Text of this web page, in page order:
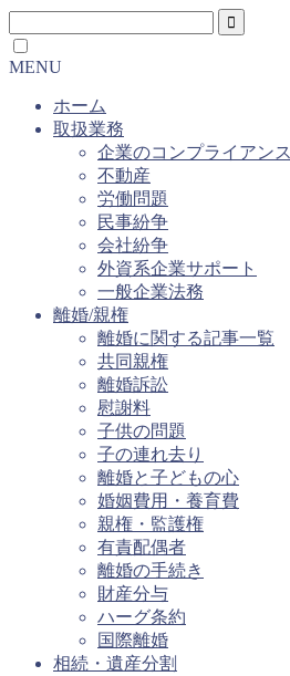
MENU
ホーム
取扱業務
企業のコンプライアンス
不動産
労働問題
民事紛争
会社紛争
外資系企業サポート
一般企業法務
離婚/親権
離婚に関する記事一覧
共同親権
離婚訴訟
慰謝料
子供の問題
子の連れ去り
離婚と子どもの心
婚姻費用・養育費
親権・監護権
有責配偶者
離婚の手続き
財産分与
ハーグ条約
国際離婚
相続・遺産分割